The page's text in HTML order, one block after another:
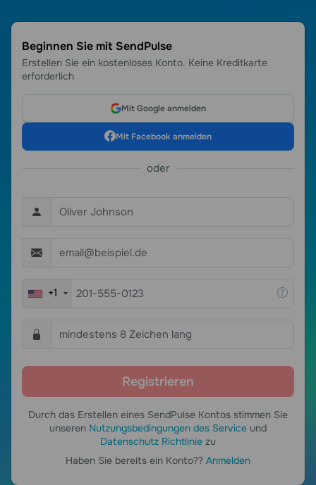
Beginnen Sie mit SendPulse
Erstellen Sie ein kostenloses Konto. Keine Kreditkarte
erforderlich
Mit Google anmelden
Mit Facebook anmelden
oder
+1
Durch das Erstellen eines SendPulse Kontos stimmen Sie
unseren Nutzungsbedingungen des Service und
Datenschutz Richtlinie zu
Haben Sie bereits ein Konto?? Anmelden